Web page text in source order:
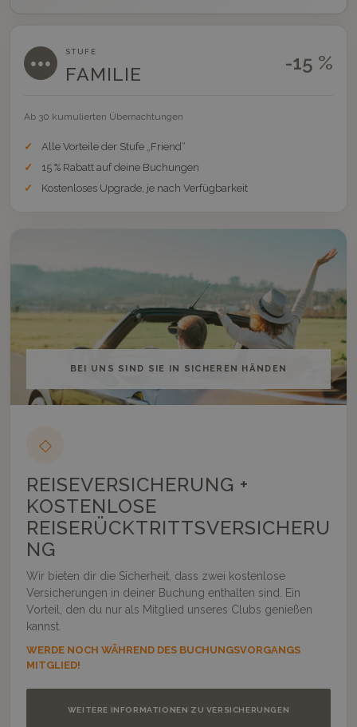
●●●
STUFE
FAMILIE -15 %
Ab 30 kumulierten Übernachtungen
Alle Vorteile der Stufe „Friend“
15 % Rabatt auf deine Buchungen
Kostenloses Upgrade, je nach Verfügbarkeit
BEI UNS SIND SIE IN SICHEREN HÄNDEN
◇
REISEVERSICHERUNG +
KOSTENLOSE
REISERÜCKTRITTSVERSICHERU
NG
Wir bieten dir die Sicherheit, dass zwei kostenlose
Versicherungen in deiner Buchung enthalten sind. Ein
Vorteil, den du nur als Mitglied unseres Clubs genießen
kannst.
WERDE NOCH WÄHREND DES BUCHUNGSVORGANGS
MITGLIED!
WEITERE INFORMATIONEN ZU VERSICHERUNGEN